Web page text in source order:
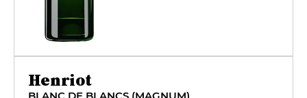
Henriot
BLANC DE BLANCS (MAGNUM)